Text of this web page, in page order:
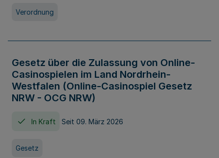
Verordnung
Gesetz über die Zulassung von Online-
Casinospielen im Land Nordrhein-
Westfalen (Online-Casinospiel Gesetz
NRW - OCG NRW)
In Kraft Seit 09. März 2026
Gesetz